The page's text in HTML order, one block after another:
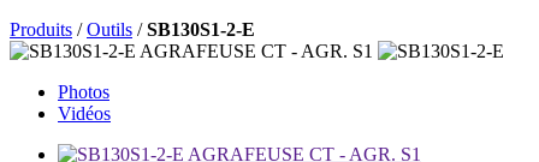
Produits /Outils /SB130S1-2-E
Photos
Vidéos